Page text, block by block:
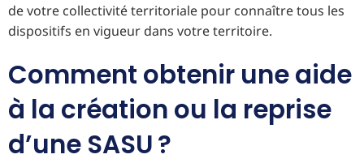
de votre collectivité territoriale pour connaître tous les
dispositifs en vigueur dans votre territoire.
Comment obtenir une aide
à la création ou la reprise
d’une SASU ?